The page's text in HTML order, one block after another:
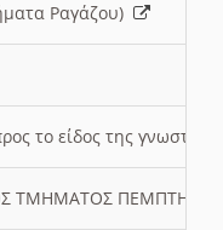
Ραγάζου)
το είδος της
ΤΜΗΜΑΤΟΣ